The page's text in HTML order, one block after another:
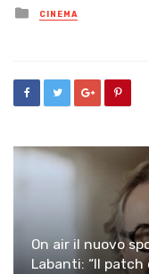
Posted
in
CINEMA
On air il nuovo
Labanti: “Il